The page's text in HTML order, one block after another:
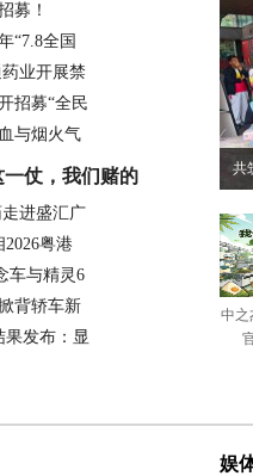
募！
“7.8全国
业开展禁
招募“全民
与烟火气
仗，我们赌的
进盛汇广
2026粤港
车与精灵6
背轿车新
发布：显
共
中之
娱